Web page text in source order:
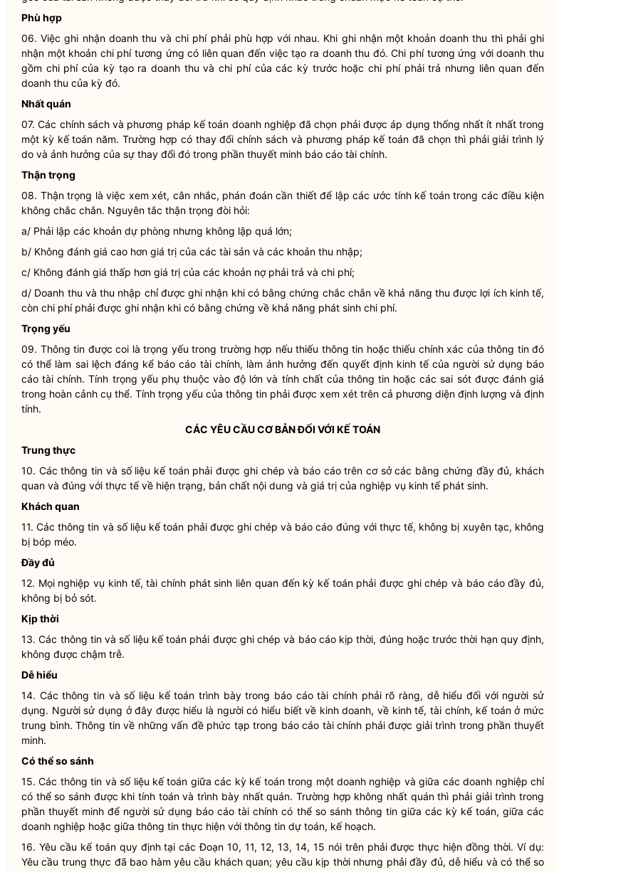
Phù hợp
06. Việc ghi nhận doanh thu vàchi phíphải phù hợp với nhau. Khi ghi nhận một khoản doanh thu thì phải ghi
nhận một khoản chi phítương ứng có liên quan đến việc tạo ra doanh thu đó.Chi phítương ứng với doanh thu
gồm chi phícủa kỳ tạo ra doanh thu vàchi phícủa các kỳ trước hoặcchi phíphải trả nhưng liên quan đến
doanh thu của kỳ đó.
Nhất quán
07. Các chính sách và phương pháp kế toán doanh nghiệp đã chọn phải được áp dụng thống nhất ít nhất trong
một kỳ kế toán năm. Trường hợp có thay đổi chính sách và phương pháp kế toán đã chọn thì phải giải trình lý
do và ảnh hưởng của sự thay đổi đó trong phần thuyết minh báo cáo tài chính.
Thận trọng
08. Thận trọng là việc xem xét, cân nhắc, phán đoán cần thiết để lập các ước tính kế toán trong các điều kiện
không chắc chắn. Nguyên tắc thận trọng đòi hỏi:
a/ Phải lập các khoản dự phòng nhưng không lập quá lớn;
b/ Không đánh giá cao hơn giá trị của các tài sản và các khoản thu nhập;
c/ Không đánh giá thấp hơn giá trị của các khoản nợ phải trả và chi phí;
d/ Doanh thu và thu nhập chỉ được ghi nhận khi có bằng chứng chắc chắn về khả năng thu được lợi ích kinh tế,
còn chi phíphải được ghi nhận khi có bằng chứng về khả năng phát sinh chi phí.
Trọng yếu
09. Thông tin được coi là trọng yếu trong trường hợp nếu thiếu thông tin hoặc thiếu chính xác của thông tin đó
có thể làm sai lệch đáng kể báo cáo tài chính, làm ảnh hưởng đến quyết định kinh tế của người sử dụng báo
cáo tài chính. Tính trọng yếu phụ thuộc vào độ lớn và tính chất của thông tin hoặc các sai sót được đánh giá
trong hoàn cảnh cụ thể. Tính trọng yếu của thông tin phải được xem xét trên cả phương diện định lượng và định
tính.
CÁC YÊU CẦU CƠ BẢN ĐỐI VỚI KẾ TOÁN
Trung thực
10. Các thông tin và số liệu kế toán phải được ghi chép và báo cáo trên cơ sở các bằng chứng đầy đủ, khách
quan và đúng với thực tế về hiện trạng, bản chất nội dung và giá trị của nghiệp vụ kinh tế phát sinh.
Khách quan
11. Các thông tin và số liệu kế toán phải được ghi chép và báo cáo đúng với thực tế, không bị xuyên tạc, không
bị bóp méo.
Đầy đủ
12. Mọi nghiệp vụ kinh tế, tài chính phát sinh liên quan đến kỳ kế toán phải được ghi chép và báo cáo đầy đủ,
không bị bỏ sót.
Kịp thời
13. Các thông tin và số liệu kế toán phải được ghi chép và báo cáo kịp thời, đúng hoặc trước thời hạn quy định,
không được chậm trễ.
Dễ hiểu
14. Các thông tin và số liệu kế toán trình bày trong báo cáo tài chính phải rõ ràng, dễ hiểu đối với người sử
dụng. Người sử dụng ở đây được hiểu là người có hiểu biết về kinh doanh, về kinh tế, tài chính, kế toán ở mức
trung bình. Thông tin về những vấn đề phức tạp trong báo cáo tài chính phải được giải trình trong phần thuyết
minh.
Có thể so sánh
15. Các thông tin và số liệu kế toán giữa các kỳ kế toán trong một doanh nghiệp và giữa các doanh nghiệp chỉ
có thể so sánh được khi tính toán và trình bày nhất quán. Trường hợp không nhất quán thì phải giải trình trong
phần thuyết minh để người sử dụng báo cáo tài chính có thể so sánh thông tin giữa các kỳ kế toán, giữa các
doanh nghiệp hoặc giữa thông tin thực hiện với thông tin dự toán, kế hoạch.
16. Yêu cầu kế toán quy định tại các Đoạn 10, 11, 12, 13, 14, 15 nói trên phải được thực hiện đồng thời. Ví dụ:
Yêu cầu trung thực đã bao hàm yêu cầu khách quan; yêu cầu kịp thời nhưng phải đầy đủ, dễ hiểu và có thể so